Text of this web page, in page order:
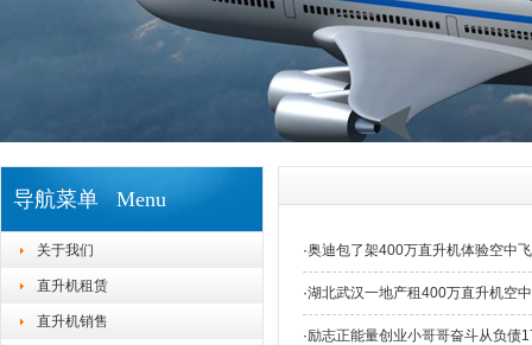
导航菜单 Menu
关于我们
直升机租赁
直升机销售
·奥迪包了架400万直升机体验空中
·湖北武汉一地产租400万直升机空
·励志正能量创业小哥哥奋斗从负债